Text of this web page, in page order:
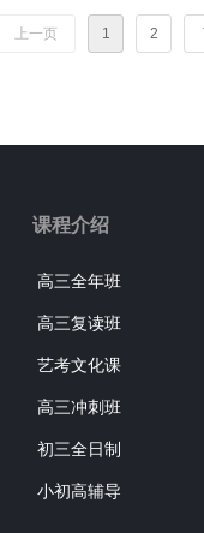
上一页 1 2
高三全年班
高三复读班
艺考文化课
高三冲刺班
初三全日制
小初高辅导
课程介绍